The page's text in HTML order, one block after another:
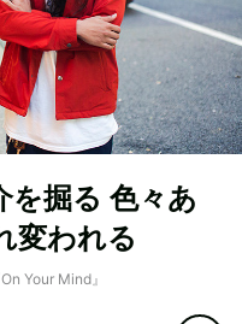
を掘る 色々あ
変われる
Your Mind』